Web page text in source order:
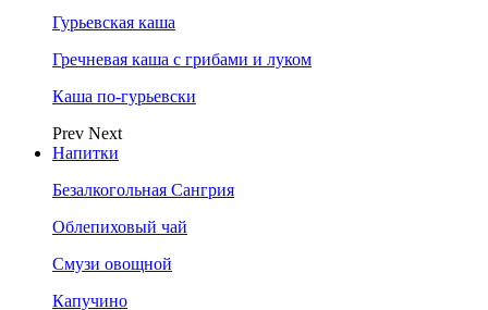
Гурьевская каша
Гречневая каша с грибами и луком
Каша по-гурьевски
Prev Next
Напитки
Безалкогольная Сангрия
Облепиховый чай
Смузи овощной
Капучино